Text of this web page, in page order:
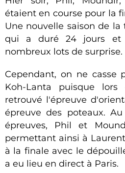
étaient en course pour la
Une nouvelle saison de la
qui a duré 24 jours et
nombreux lots de surprise.
Cependant, on ne casse
Koh-Lanta puisque
retrouvé l'épreuve
épreuve des poteaux.
épreuves, Phil et
permettant ainsi à
à la finale avec le
a eu lieu en direct à Paris.